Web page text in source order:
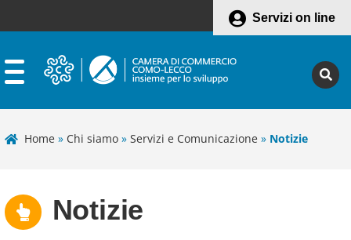
Servizi on line
Home » Chi siamo » Servizi e Comunicazione » Notizie
Notizie